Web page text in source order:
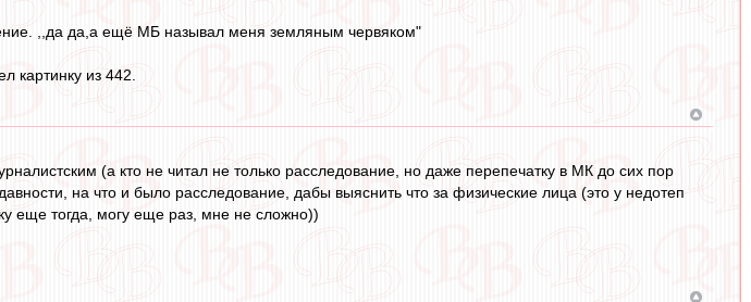
,,да да,а ещё МБ называл меня земляным червяком"
картинку из 442.
(а кто не читал не только расследование, но даже перепечатку в МК до сих пор
на что и было расследование, дабы выяснить что за физические лица (это у недотеп
еще тогда, могу еще раз, мне не сложно))